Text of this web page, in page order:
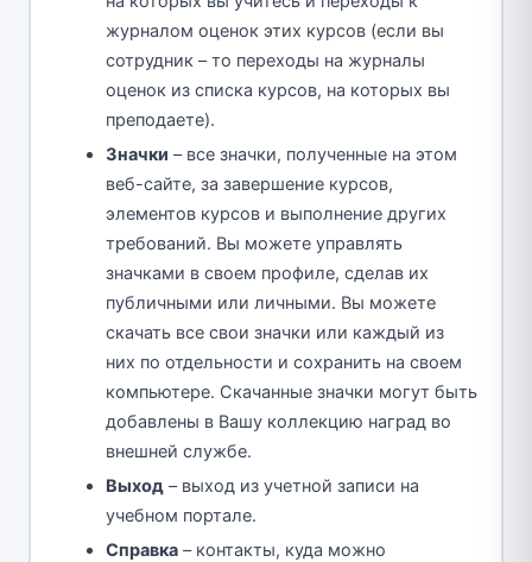
журналом оценок этих курсов (если вы
сотрудник – то переходы на журналы
оценок из списка курсов, на которых вы
преподаете).
Значки – все значки, полученные на этом
веб-сайте, за завершение курсов,
элементов курсов и выполнение других
требований. Вы можете управлять
значками в своем профиле, сделав их
публичными или личными. Вы можете
скачать все свои значки или каждый из
них по отдельности и сохранить на своем
компьютере. Скачанные значки могут быть
добавлены в Вашу коллекцию наград во
внешней службе.
Выход – выход из учетной записи на
учебном портале.
Справка – контакты, куда можно